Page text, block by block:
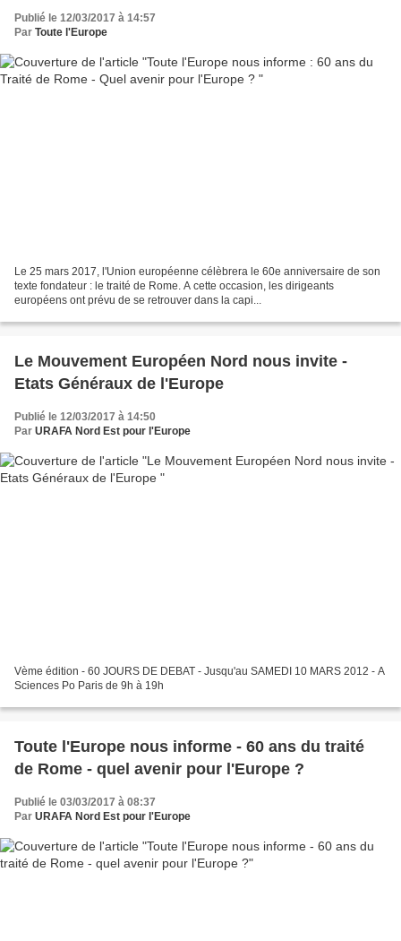
Publié le 12/03/2017 à 14:57
Par Toute l'Europe
Le 25 mars 2017, l'Union européenne célèbrera le 60e anniversaire de son
texte fondateur : le traité de Rome. A cette occasion, les dirigeants
européens ont prévu de se retrouver dans la capi...
Le Mouvement Européen Nord nous invite -
Etats Généraux de l'Europe
Publié le 12/03/2017 à 14:50
Par URAFA Nord Est pour l'Europe
Vème édition - 60 JOURS DE DEBAT - Jusqu'au SAMEDI 10 MARS 2012 - A
Sciences Po Paris de 9h à 19h
Toute l'Europe nous informe - 60 ans du traité
de Rome - quel avenir pour l'Europe ?
Publié le 03/03/2017 à 08:37
Par URAFA Nord Est pour l'Europe